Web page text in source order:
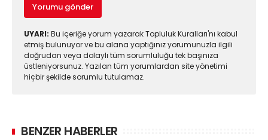
Yorumu gönder
UYARI: Bu içeriğe yorum yazarak Topluluk Kuralları'nı kabul
etmiş bulunuyor ve bu alana yaptığınız yorumunuzla ilgili
doğrudan veya dolaylı tüm sorumluluğu tek başınıza
üstleniyorsunuz. Yazılan tüm yorumlardan site yönetimi
hiçbir şekilde sorumlu tutulamaz.
BENZER HABERLER